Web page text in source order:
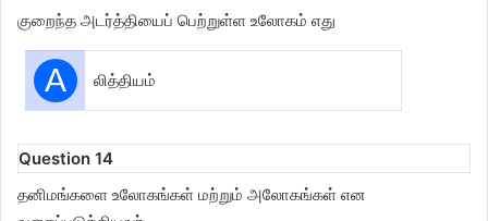
குறைந்த அடர்த்தியைப் பெற்றுள்ள உலோகம் எது
A லித்தியம்
Question 14
தனிமங்களை உலோகங்கள் மற்றும் அலோகங்கள் என